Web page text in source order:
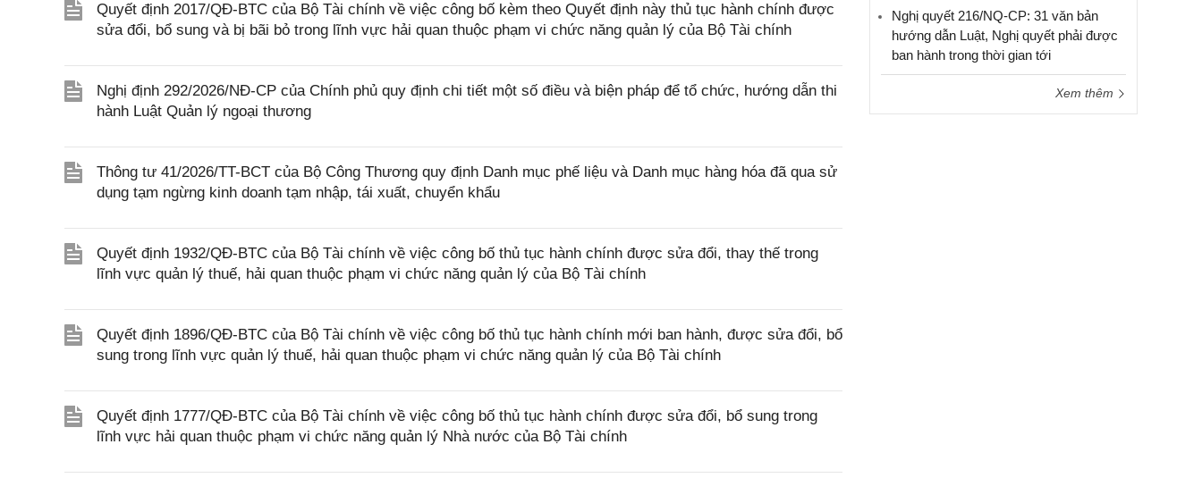
Quyết định 2017/QĐ-BTC của Bộ Tài chính về việc công bố kèm theo Quyết định này thủ tục hành chính được
sửa đổi, bổ sung và bị bãi bỏ trong lĩnh vực hải quan thuộc phạm vi chức năng quản lý của Bộ Tài chính
Nghị định 292/2026/NĐ-CP của Chính phủ quy định chi tiết một số điều và biện pháp để tổ chức, hướng dẫn thi
hành Luật Quản lý ngoại thương
Thông tư 41/2026/TT-BCT của Bộ Công Thương quy định Danh mục phế liệu và Danh mục hàng hóa đã qua sử
dụng tạm ngừng kinh doanh tạm nhập, tái xuất, chuyển khẩu
Quyết định 1932/QĐ-BTC của Bộ Tài chính về việc công bố thủ tục hành chính được sửa đổi, thay thế trong
lĩnh vực quản lý thuế, hải quan thuộc phạm vi chức năng quản lý của Bộ Tài chính
Quyết định 1896/QĐ-BTC của Bộ Tài chính về việc công bố thủ tục hành chính mới ban hành, được sửa đổi, bổ
sung trong lĩnh vực quản lý thuế, hải quan thuộc phạm vi chức năng quản lý của Bộ Tài chính
Quyết định 1777/QĐ-BTC của Bộ Tài chính về việc công bố thủ tục hành chính được sửa đổi, bổ sung trong
lĩnh vực hải quan thuộc phạm vi chức năng quản lý Nhà nước của Bộ Tài chính
Nghị quyết 216/NQ-CP: 31 văn bản
hướng dẫn Luật, Nghị quyết phải được
ban hành trong thời gian tới
Xem thêm